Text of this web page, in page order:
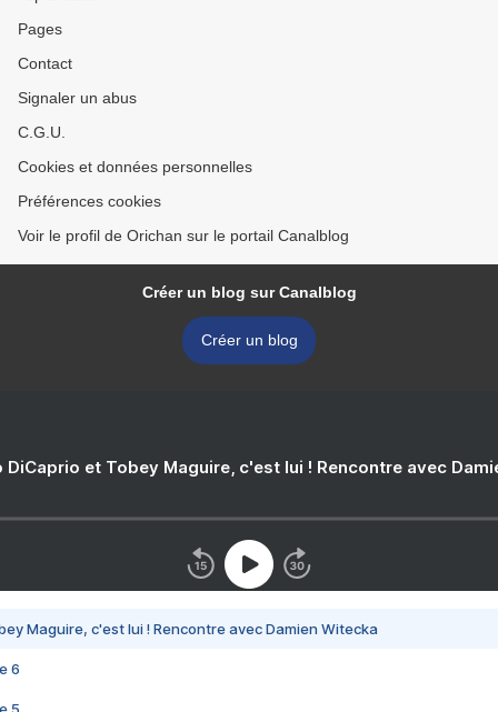
Pages
Contact
Signaler un abus
C.G.U.
Cookies et données personnelles
Préférences cookies
Voir le profil de Orichan sur le portail Canalblog
Créer un blog sur Canalblog
Créer un blog
DiCaprio et Tobey Maguire, c'est lui ! Rencontre avec
Maguire, c'est lui ! Rencontre avec Damien Witecka
6